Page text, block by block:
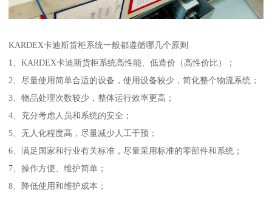
KARDEX卡迪斯货柜系统一般都遵循哪几个原则
1、KARDEX卡迪斯货柜系统高性能、低造价（高性价比）；
2、尽量使用简单合适的设备，使用设备较少，简化整个物流系统；
3、物品处理次数较少，整体运行效率更高；
4、充分考虑人员和系统的安全；
5、无人化程度高，尽量减少人工干预；
6、满足国家和行业有关标准，尽量采用标准的零部件和系统；
7、操作方便、维护简单；
8、降低使用和维护成本；